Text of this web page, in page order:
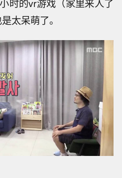
时的vr游戏（家里来人了
太呆萌了。